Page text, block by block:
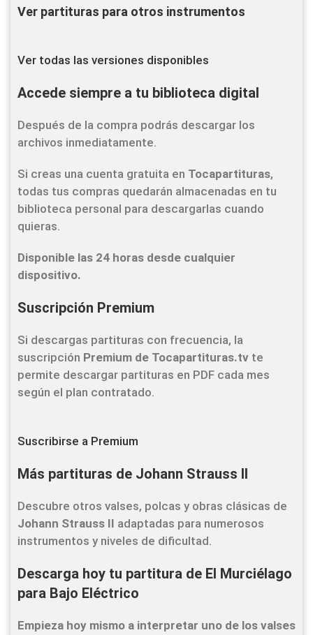
Ver partituras para otros instrumentos
Ver todas las versiones disponibles
Accede siempre a tu biblioteca digital
Después de la compra podrás descargar los
archivos inmediatamente.
Si creas una cuenta gratuita en Tocapartituras,
todas tus compras quedarán almacenadas en tu
biblioteca personal para descargarlas cuando
quieras.
Disponible las 24 horas desde cualquier
dispositivo.
Suscripción Premium
Si descargas partituras con frecuencia, la
suscripción Premium de Tocapartituras.tv te
permite descargar partituras en PDF cada mes
según el plan contratado.
Suscribirse a Premium
Más partituras de Johann Strauss II
Descubre otros valses, polcas y obras clásicas de
Johann Strauss II adaptadas para numerosos
instrumentos y niveles de dificultad.
Descarga hoy tu partitura de El Murciélago
para Bajo Eléctrico
Empieza hoy mismo a interpretar uno de los valses